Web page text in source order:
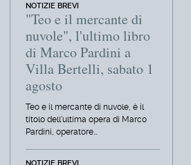
NOTIZIE BREVI
"Teo e il mercante di
nuvole", l'ultimo libro
di Marco Pardini a
Villa Bertelli, sabato 1
agosto
Teo e il mercante di nuvole, è il
titolo dell'ultima opera di Marco
Pardini, operatore…
NOTIZIE BREVI